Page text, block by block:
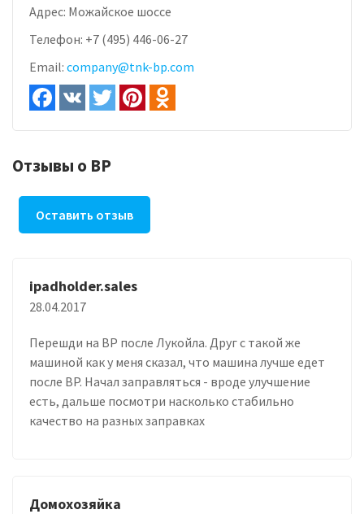
Адрес: Можайское шоссе
Телефон: +7 (495) 446-06-27
Email: company@tnk-bp.com
Отзывы о BP
Оставить отзыв
ipadholder.sales
28.04.2017
Перешди на BP после Лукойла. Друг с такой же
машиной как у меня сказал, что машина лучше едет
после BP. Начал заправляться - вроде улучшение
есть, дальше посмотри насколько стабильно
качество на разных заправках
Домохозяйка